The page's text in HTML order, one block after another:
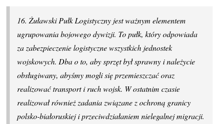
16. Żuławski Pułk Logistyczny jest ważnym elementem
ugrupowania bojowego dywizji. To pułk, który odpowiada
za zabezpieczenie logistyczne wszystkich jednostek
wojskowych. Dba o to, aby sprzęt był sprawny i należycie
obsługiwany, abyśmy mogli się przemieszczać oraz
realizować transport i ruch wojsk. W ostatnim czasie
realizował również zadania związane z ochroną granicy
polsko-białoruskiej i przeciwdziałaniem nielegalnej migracji.